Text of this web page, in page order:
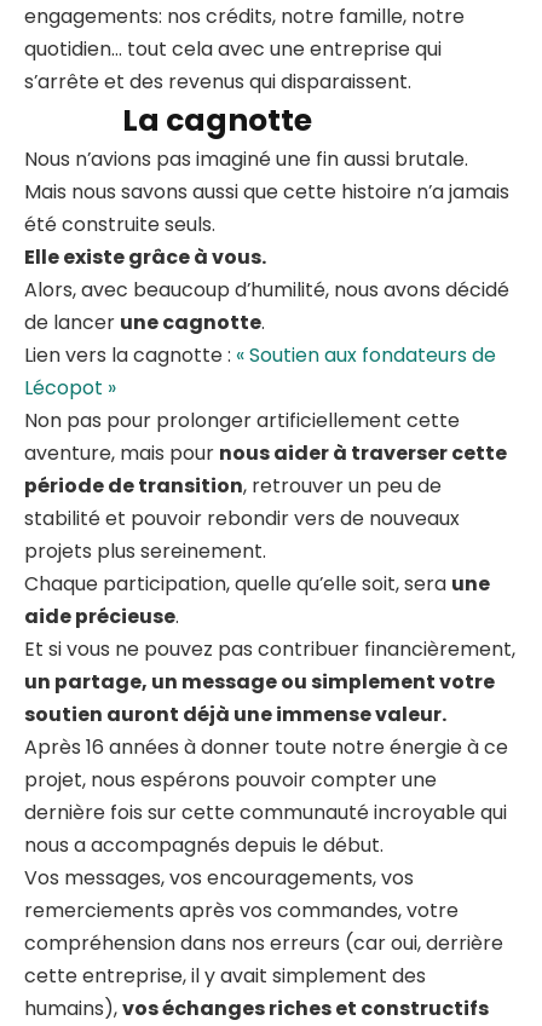
engagements: nos crédits, notre famille, notre
quotidien… tout cela avec une entreprise qui
s’arrête et des revenus qui disparaissent.
La cagnotte
Nous n’avions pas imaginé une fin aussi brutale.
Mais nous savons aussi que cette histoire n’a jamais
été construite seuls.
Elle existe grâce à vous.
Alors, avec beaucoup d’humilité, nous avons décidé
de lancer une cagnotte.
Lien vers la cagnotte : « Soutien aux fondateurs de
Lécopot »
Non pas pour prolonger artificiellement cette
aventure, mais pour nous aider à traverser cette
période de transition, retrouver un peu de
stabilité et pouvoir rebondir vers de nouveaux
projets plus sereinement.
Chaque participation, quelle qu’elle soit, sera une
aide précieuse.
Et si vous ne pouvez pas contribuer financièrement,
un partage, un message ou simplement votre
soutien auront déjà une immense valeur.
Après 16 années à donner toute notre énergie à ce
projet, nous espérons pouvoir compter une
dernière fois sur cette communauté incroyable qui
nous a accompagnés depuis le début.
Vos messages, vos encouragements, vos
remerciements après vos commandes, votre
compréhension dans nos erreurs (car oui, derrière
cette entreprise, il y avait simplement des
humains),vos échanges riches et constructifs